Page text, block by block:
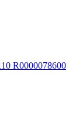
R0000078600